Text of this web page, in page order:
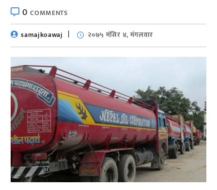
0COMMENTS
samajkoawaj
२०७५ मंसिर ४, मंगलवार